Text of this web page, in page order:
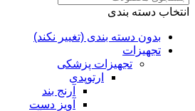
انتخاب دسته بندی
بدون دسته بندی (تغییر نکند)
تجهیزات
تجهیزات پزشکی
ارتوپدی
آرنج بند
آویز دست